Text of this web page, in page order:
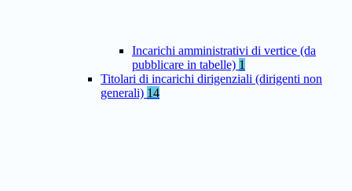
Incarichi amministrativi di vertice (da
pubblicare in tabelle) 1
Titolari di incarichi dirigenziali (dirigenti non
generali) 14